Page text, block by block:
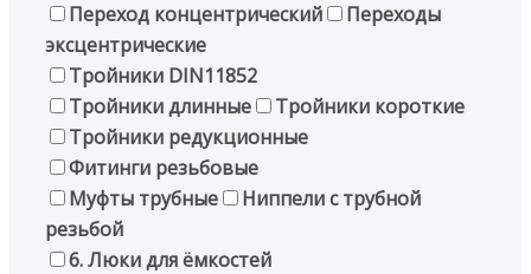
Переход концентрический
Переходы
эксцентрические
Тройники DIN11852
Тройники длинные
Тройники короткие
Тройники редукционные
Фитинги резьбовые
Муфты трубные
Ниппели с трубной
резьбой
6. Люки для ёмкостей